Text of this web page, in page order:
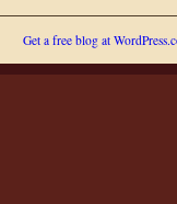
Get a free blog at